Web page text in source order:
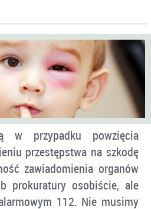
w przypadku powzięcia
przestępstwa na szkodę
zawiadomienia organów
prokuratury osobiście, ale
112. Nie musimy